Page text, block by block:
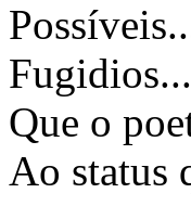
Que o
Ao status